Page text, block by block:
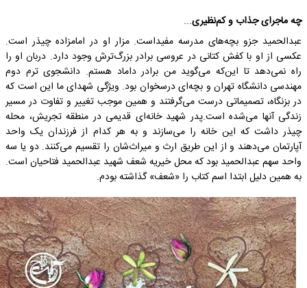
چه ماجرای جذاب و کم‌نظیری...
عبدالحمید جزو بچه‌های مدرسه مفیداست. مزار او در امامزاده چیذر است.
عکسی از او با کفش کتانی در عروسی برادر بزرگ‌ترش وجود دارد. دربان او را
راه نمی‌دهد تا این‌که می‌گوید من برادر داماد هستم. دانشجوی ترم دوم
مهندسی دانشگاه تهران و بچه‌ای درسخوان بود. ویژگی شهدای ما این است که
در بزنگاه، تصمیماتی درست می‌گرفتند و همین موجب تغییر و تفاوت در مسیر
زندگی آنها می‌شده است.پدر شهید خانه‌ای قدیمی در منطقه تجریش، محله
چیذر داشت که این خانه را می‌سازند و به هر کدام از فرزندان یک واحد
آپارتمان می‌دهند و از این طریق ارث و میراث‌شان را تقسیم می‌کنند. دو یا سه
واحد سهم عبدالحمید بود که محل خیریه شعف شهید عبدالحمید فتاحیان است.
به همین دلیل ابتدا اسم کتاب را «شعف» گذاشته بودم.